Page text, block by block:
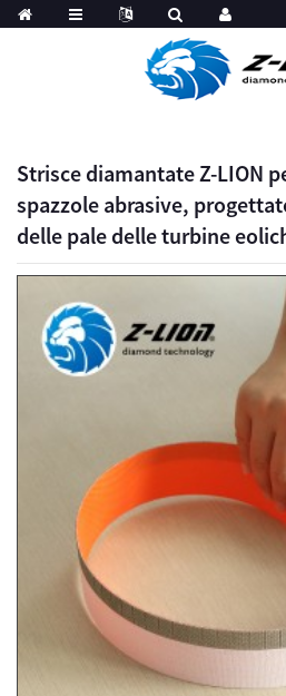
Strisce diamantate Z-LION
spazzole abrasive,
delle pale delle turbine